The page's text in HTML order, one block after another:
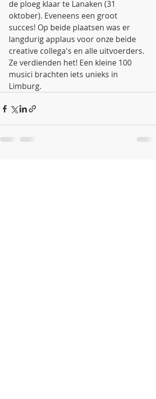
de ploeg klaar te Lanaken (31
oktober). Eveneens een groot
succes! Op beide plaatsen was er
langdurig applaus voor onze beide
creative collega's en alle uitvoerders.
Ze verdienden het! Een kleine 100
musici brachten iets unieks in
Limburg.